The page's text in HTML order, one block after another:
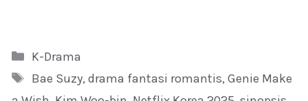
Kategori
K-Drama
Tag
Bae Suzy, drama fantasi romantis, Genie Make